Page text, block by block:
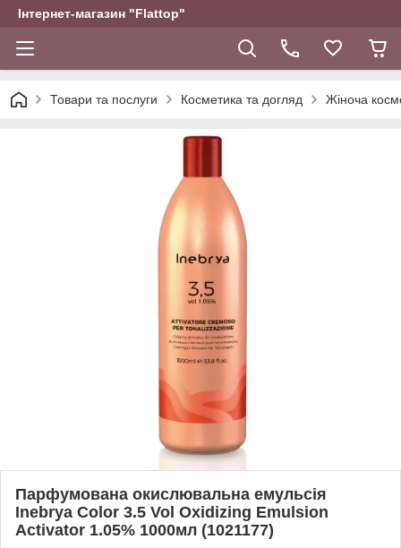
Інтернет-магазин "Flattop"
Товари та послуги Косметика та догляд Жіноча
Парфумована окислювальна емульсія
Inebrya Color 3.5 Vol Oxidizing Emulsion
Activator 1.05% 1000мл (1021177)